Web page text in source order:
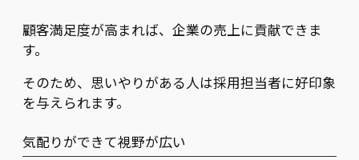
顧客満足度が高まれば、企業の売上に貢献できま
す。
そのため、思いやりがある人は採用担当者に好印象
を与えられます。
気配りができて視野が広い